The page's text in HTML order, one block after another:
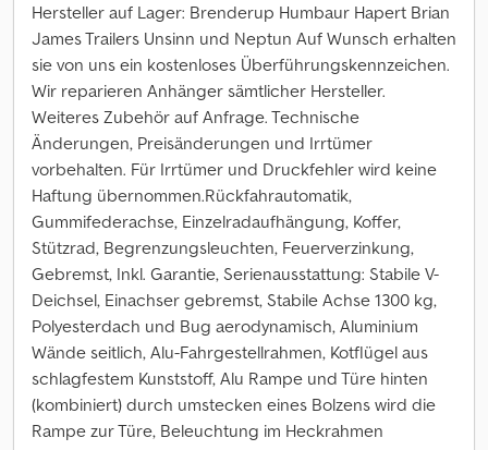
Hersteller auf Lager: Brenderup Humbaur Hapert Brian
James Trailers Unsinn und Neptun Auf Wunsch erhalten
sie von uns ein kostenloses Überführungskennzeichen.
Wir reparieren Anhänger sämtlicher Hersteller.
Weiteres Zubehör auf Anfrage. Technische
Änderungen, Preisänderungen und Irrtümer
vorbehalten. Für Irrtümer und Druckfehler wird keine
Haftung übernommen.Rückfahrautomatik,
Gummifederachse, Einzelradaufhängung, Koffer,
Stützrad, Begrenzungsleuchten, Feuerverzinkung,
Gebremst, Inkl. Garantie, Serienausstattung: Stabile V-
Deichsel, Einachser gebremst, Stabile Achse 1300 kg,
Polyesterdach und Bug aerodynamisch, Aluminium
Wände seitlich, Alu-Fahrgestellrahmen, Kotflügel aus
schlagfestem Kunststoff, Alu Rampe und Türe hinten
(kombiniert) durch umstecken eines Bolzens wird die
Rampe zur Türe, Beleuchtung im Heckrahmen